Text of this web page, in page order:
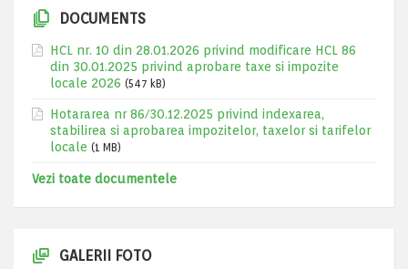
DOCUMENTS
HCL nr. 10 din 28.01.2026 privind modificare HCL 86
din 30.01.2025 privind aprobare taxe si impozite
locale 2026 (547 kB)
Hotararea nr 86/30.12.2025 privind indexarea,
stabilirea si aprobarea impozitelor, taxelor si tarifelor
locale (1 MB)
Vezi toate documentele
GALERII FOTO